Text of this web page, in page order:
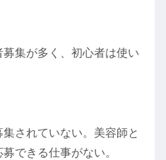
集が多く、初心者は使い
されていない。美容師と
できる仕事がない。